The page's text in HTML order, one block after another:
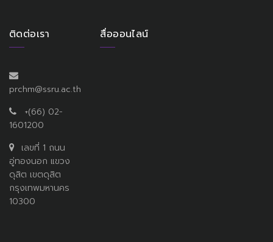
ติดต่อเรา
prchm@ssru.ac.th
+(66) 02-
1601200
เลขที่ 1 ถนน
อู่ทองนอก แขวง
ดุสิต เขตดุสิต
กรุงเทพมหานคร
10300
สื่อออนไลน์